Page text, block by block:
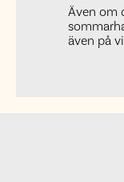
Även om
även på